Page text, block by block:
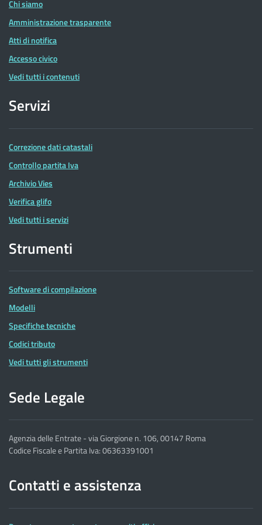
Chi siamo
Amministrazione trasparente
Atti di notifica
Accesso civico
Vedi tutti i contenuti
Servizi
Correzione dati catastali
Controllo partita Iva
Archivio Vies
Verifica glifo
Vedi tutti i servizi
Strumenti
Software di compilazione
Modelli
Specifiche tecniche
Codici tributo
Vedi tutti gli strumenti
Sede Legale
Agenzia delle Entrate - via Giorgione n. 106, 00147 Roma
Codice Fiscale e Partita Iva: 06363391001
Contatti e assistenza